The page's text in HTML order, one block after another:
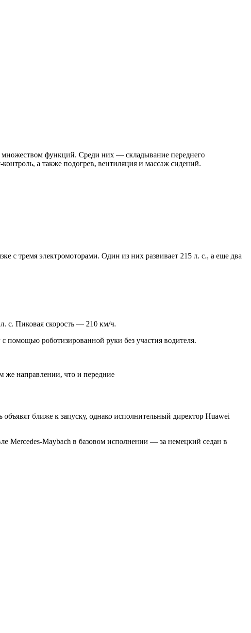
множеством функций. Среди них — складывание переднего
а также подогрев, вентиляция и массаж сидений.
с тремя электромоторами. Один из них развивает 215 л. с., а еще два
с. Пиковая скорость — 210 км/ч.
помощью роботизированной руки без участия водителя.
же направлении, что и передние
ближе к запуску, однако исполнительный директор Huawei
Mercedes-Maybach в базовом исполнении — за немецкий седан в